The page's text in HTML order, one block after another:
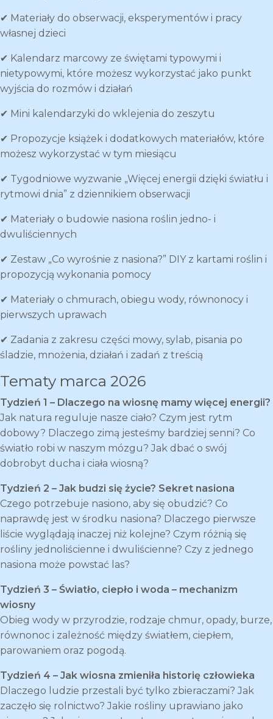
✔ Materiały do obserwacji, eksperymentów i pracy
własnej dzieci
✔ Kalendarz marcowy ze świętami typowymi i
nietypowymi, które możesz wykorzystać jako punkt
wyjścia do rozmów i działań
✔ Mini kalendarzyki do wklejenia do zeszytu
✔ Propozycje książek i dodatkowych materiałów, które
możesz wykorzystać w tym miesiącu
✔ Tygodniowe wyzwanie „Więcej energii dzięki światłu i
rytmowi dnia” z dziennikiem obserwacji
✔ Materiały o budowie nasiona roślin jedno- i
dwuliściennych
✔ Zestaw „Co wyrośnie z nasiona?” DIY z kartami roślin i
propozycją wykonania pomocy
✔ Materiały o chmurach, obiegu wody, równonocy i
pierwszych uprawach
✔ Zadania z zakresu części mowy, sylab, pisania po
śladzie, mnożenia, działań i zadań z treścią
Tematy marca 2026
Tydzień 1 – Dlaczego na wiosnę mamy więcej energii?
Jak natura reguluje nasze ciało? Czym jest rytm
dobowy? Dlaczego zimą jesteśmy bardziej senni? Co
światło robi w naszym mózgu? Jak dbać o swój
dobrobyt ducha i ciała wiosną?
Tydzień 2 – Jak budzi się życie? Sekret nasiona
Czego potrzebuje nasiono, aby się obudzić? Co
naprawdę jest w środku nasiona? Dlaczego pierwsze
liście wyglądają inaczej niż kolejne? Czym różnią się
rośliny jednoliścienne i dwuliścienne? Czy z jednego
nasiona może powstać las?
Tydzień 3 – Światło, ciepło i woda – mechanizm
wiosny
Obieg wody w przyrodzie, rodzaje chmur, opady, burze,
równonoc i zależność między światłem, ciepłem,
parowaniem oraz pogodą.
Tydzień 4 – Jak wiosna zmieniła historię człowieka
Dlaczego ludzie przestali być tylko zbieraczami? Jak
zaczęło się rolnictwo? Jakie rośliny uprawiano jako